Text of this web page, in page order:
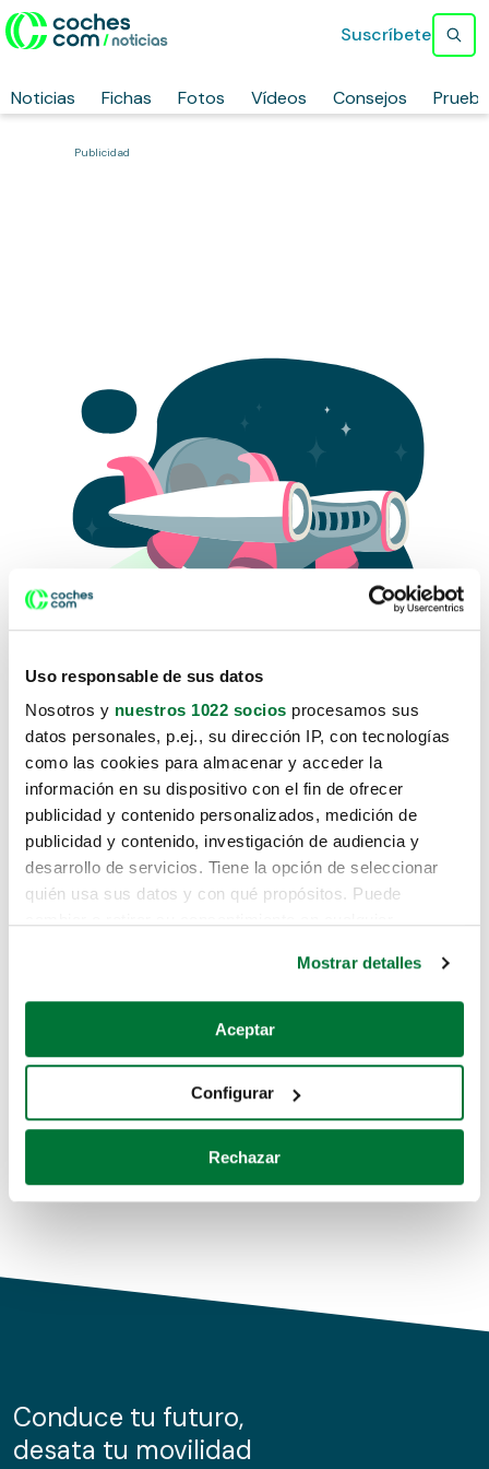
Uso responsable de sus datos
Nosotros y nuestros 1022 socios procesamos sus
datos personales, p.ej., su dirección IP, con tecnologías
como las cookies para almacenar y acceder la
información en su dispositivo con el fin de ofrecer
publicidad y contenido personalizados, medición de
publicidad y contenido, investigación de audiencia y
desarrollo de servicios. Tiene la opción de seleccionar
quién usa sus datos y con qué propósitos. Puede
Si lo permite, también quisiéramos:
Recopilar información sobre su ubicación geográfica
Identificar su dispositivo analizándolo activamente
para buscar características específicas (huellas
Obtenga más información sobre cómo se procesan sus
de cookies.
información sobre el uso que haga del sitio web con
nuestros partners de redes sociales, publicidad y análisis
Mostrar detalles
Aceptar
Configurar
Rechazar
Noticias Fichas Fotos Vídeos Consejos
Suscríbete
Publicidad
Lo sentimos, no sabemos como
te hemos traido hasta aquí.
Pero puedes encontrar el coche que estás
buscando en alguno de estos enlaces:
Coches de segunda mano
Coches de km0
Conduce tu futuro,
desata tu movilidad